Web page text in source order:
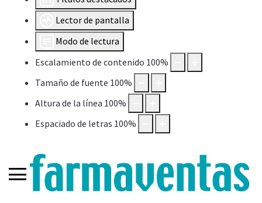
Lector de pantalla
Modo de lectura
Escalamiento de contenido 100%
Tamaño de fuente 100%
Altura de la línea 100%
Espaciado de letras 100%